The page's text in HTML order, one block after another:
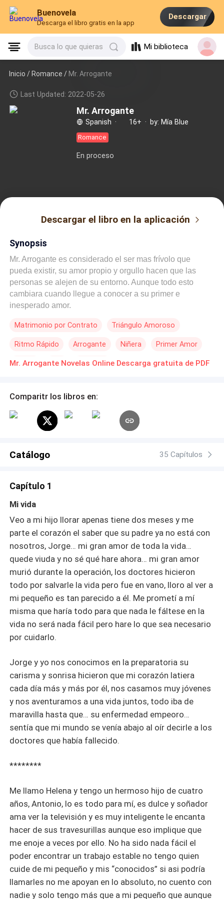
Buenovela
Descarga el libro gratis en la app
Descargar
Busca lo que quieras Mi biblioteca
Inicio /Romance / Mr. Arrogante
Last Updated: 2022-05-26
Mr. Arrogante
Spanish · 16+ · by: Mía Blue
Romance
En proceso
Descargar el libro en la aplicación
Synopsis
Mr. Arrogante es considerado el ser mas frívolo que
pueda existir, su amor propio y orgullo hacen que las
personas se alejen de su entorno. Aunque todo esto
cambiara cuando llegue a conocer a su primer e
inesperado amor.
Matrimonio por Contrato Triángulo Amoroso
Ritmo Rápido Arrogante Niñera Primer Amor
Drama CEO Comedia
Mr. Arrogante Novelas Online Descarga gratuita de PDF
Comparitr los libros en:
Catálogo 35 Capítulos
Capítulo 1
Mi vida
Veo a mi hijo llorar apenas tiene dos meses y me
parte el corazón el saber que su padre ya no está con
nosotros, Jorge… mi gran amor de toda la vida…
quede viuda y no sé qué hare ahora… mi gran amor
murió durante la operación, los doctores hicieron
todo por salvarle la vida pero fue en vano, lloro al ver a
mi pequeño es tan parecido a él. Me prometí a mí
misma que haría todo para que nada le fáltese en la
vida no será nada fácil pero hare lo que sea necesario
por cuidarlo.
Jorge y yo nos conocimos en la preparatoria su
carisma y sonrisa hicieron que mi corazón latiera
cada día más y más por él, nos casamos muy jóvenes
y nos aventuramos a una vida juntos, todo iba de
maravilla hasta que… su enfermedad empeoro…
sentía que mi mundo se venía abajo al oír decirle a los
doctores que había fallecido.
********
Me llamo Helena y tengo un hermoso hijo de cuatro
años, Antonio, lo es todo para mí, es dulce y soñador
ama ver la televisión y es muy inteligente le encanta
hacer de sus travesurillas aunque eso implique que
me enoje a veces por ello. No ha sido nada fácil el
poder encontrar un trabajo estable no tengo quien
cuide de mi pequeño y mis “conocidos” si asi podría
llamarles no me apoyan en lo absoluto, no cuento con
nadie y solo tengo más que a mi pequeño que aunque